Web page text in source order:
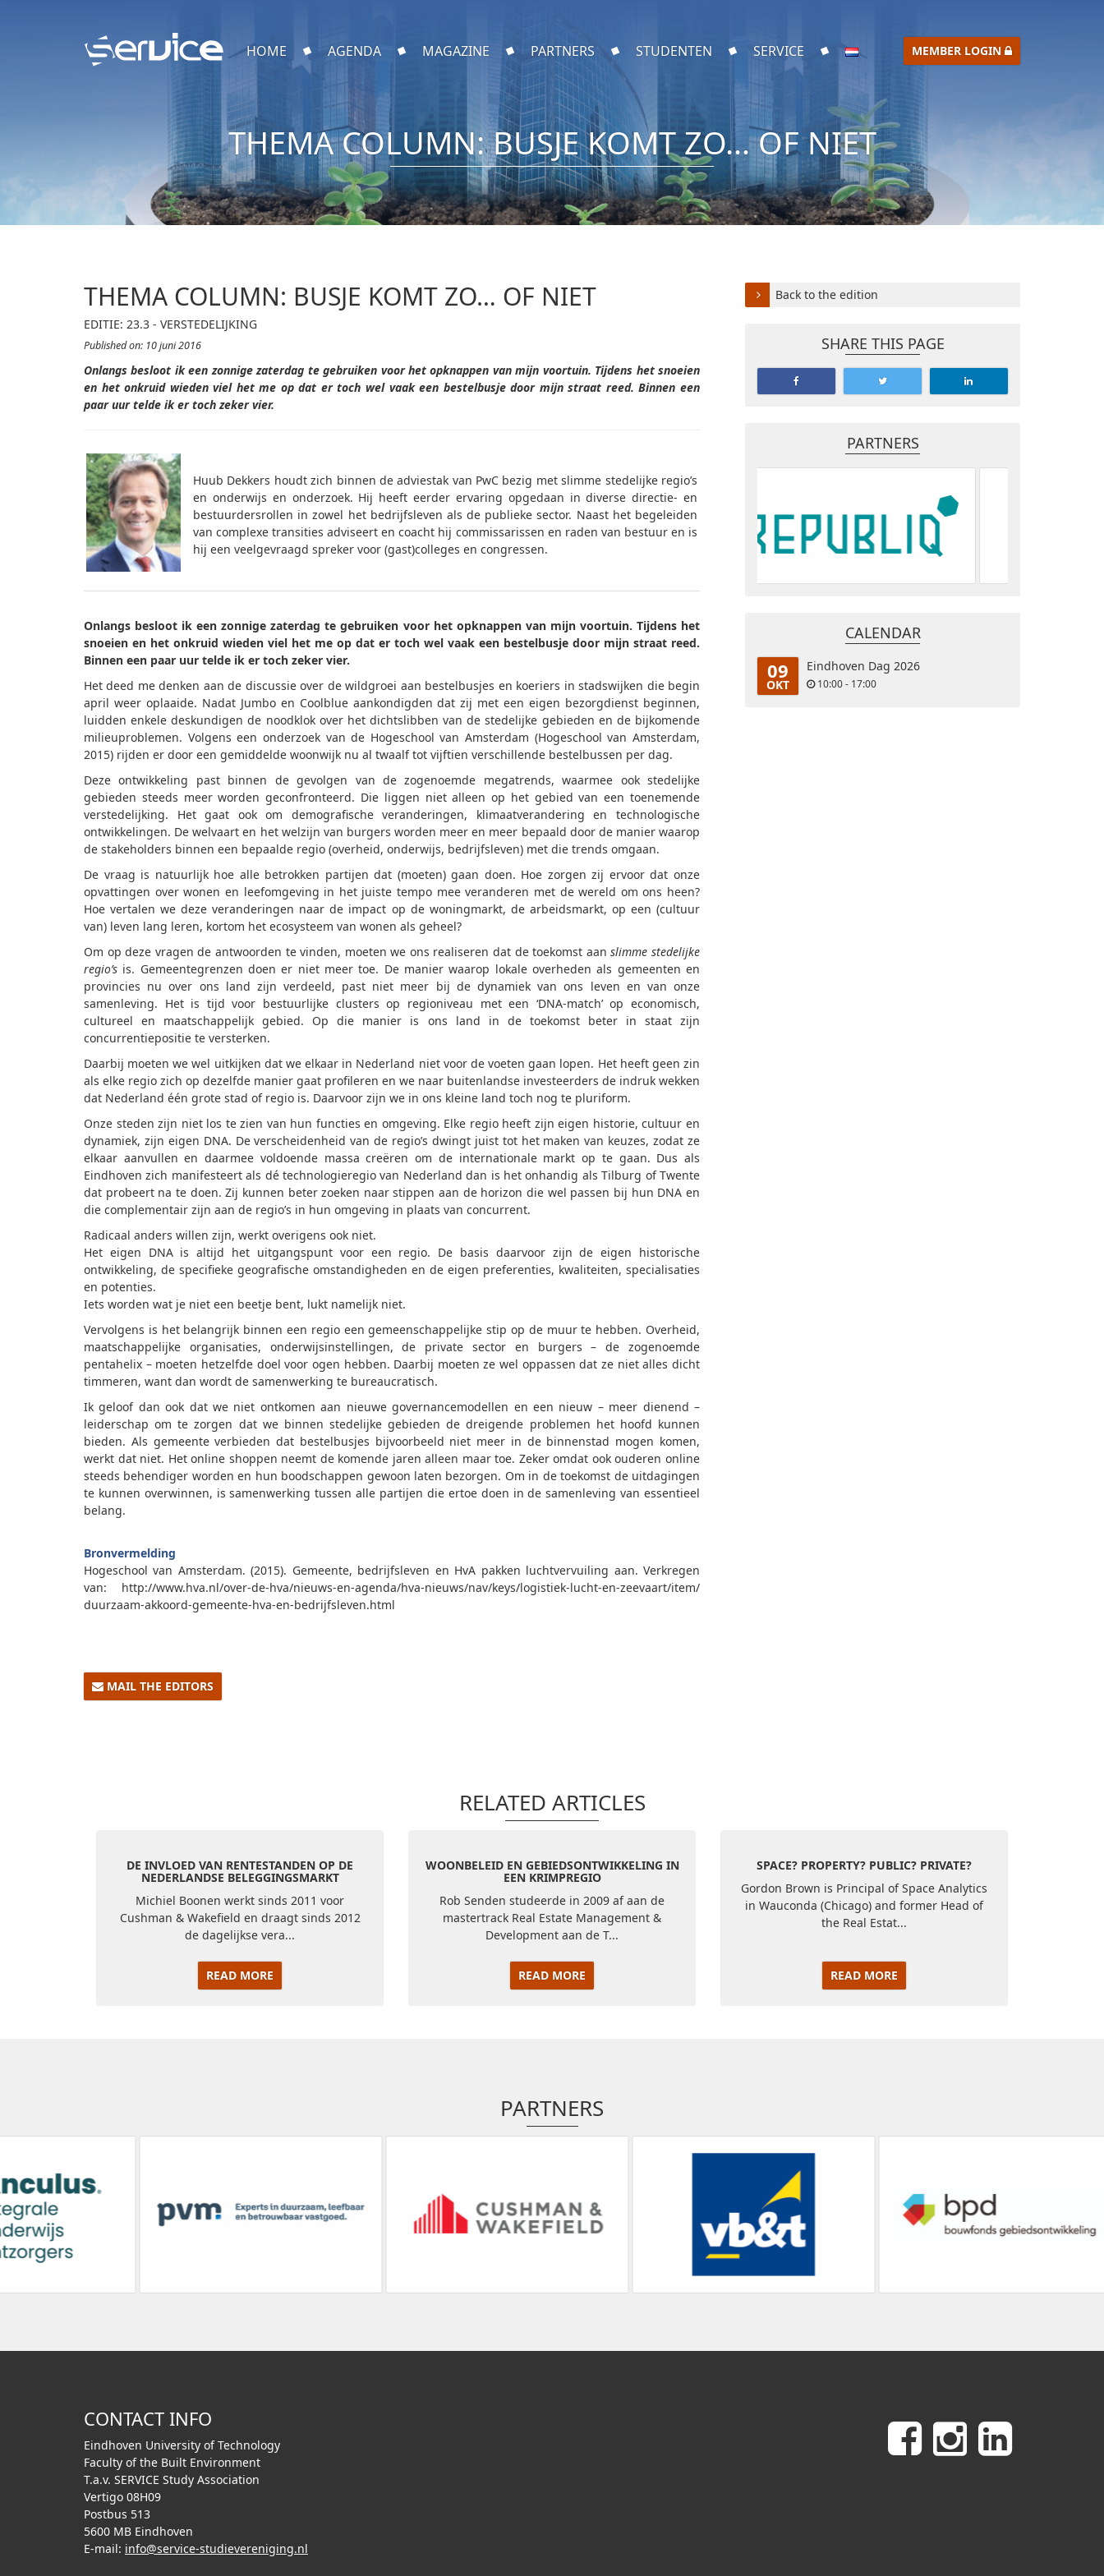
HOME AGENDA MAGAZINE PARTNERS STUDENTEN SERVICE MEMBER LOGIN
THEMA COLUMN: BUSJE KOMT ZO… OF NIET
THEMA COLUMN: BUSJE KOMT ZO… OF NIET
EDITIE: 23.3 - VERSTEDELIJKING
Published on: 10 juni 2016
Onlangs besloot ik een zonnige zaterdag te gebruiken voor het opknappen van mijn voortuin. Tijdens het snoeien
en het onkruid wieden viel het me op dat er toch wel vaak een bestelbusje door mijn straat reed. Binnen een
paar uur telde ik er toch zeker vier.
Huub Dekkers houdt zich binnen de adviestak van PwC bezig met slimme stedelijke regio’s
en onderwijs en onderzoek. Hij heeft eerder ervaring opgedaan in diverse directie- en
bestuurdersrollen in zowel het bedrijfsleven als de publieke sector. Naast het begeleiden
van complexe transities adviseert en coacht hij commissarissen en raden van bestuur en is
hij een veelgevraagd spreker voor (gast)colleges en congressen.
Onlangs besloot ik een zonnige zaterdag te gebruiken voor het opknappen van mijn voortuin. Tijdens het
snoeien en het onkruid wieden viel het me op dat er toch wel vaak een bestelbusje door mijn straat reed.
Binnen een paar uur telde ik er toch zeker vier.
Het deed me denken aan de discussie over de wildgroei aan bestelbusjes en koeriers in stadswijken die begin
april weer oplaaide. Nadat Jumbo en Coolblue aankondigden dat zij met een eigen bezorgdienst beginnen,
luidden enkele deskundigen de noodklok over het dichtslibben van de stedelijke gebieden en de bijkomende
milieuproblemen. Volgens een onderzoek van de Hogeschool van Amsterdam (Hogeschool van Amsterdam,
2015) rijden er door een gemiddelde woonwijk nu al twaalf tot vijftien verschillende bestelbussen per dag.
Deze ontwikkeling past binnen de gevolgen van de zogenoemde megatrends, waarmee ook stedelijke
gebieden steeds meer worden geconfronteerd. Die liggen niet alleen op het gebied van een toenemende
verstedelijking. Het gaat ook om demografische veranderingen, klimaatverandering en technologische
ontwikkelingen. De welvaart en het welzijn van burgers worden meer en meer bepaald door de manier waarop
de stakeholders binnen een bepaalde regio (overheid, onderwijs, bedrijfsleven) met die trends omgaan.
De vraag is natuurlijk hoe alle betrokken partijen dat (moeten) gaan doen. Hoe zorgen zij ervoor dat onze
opvattingen over wonen en leefomgeving in het juiste tempo mee veranderen met de wereld om ons heen?
Hoe vertalen we deze veranderingen naar de impact op de woningmarkt, de arbeidsmarkt, op een (cultuur
van) leven lang leren, kortom het ecosysteem van wonen als geheel?
Om op deze vragen de antwoorden te vinden, moeten we ons realiseren dat de toekomst aanslimme stedelijke
regio’s is. Gemeentegrenzen doen er niet meer toe. De manier waarop lokale overheden als gemeenten en
provincies nu over ons land zijn verdeeld, past niet meer bij de dynamiek van ons leven en van onze
samenleving. Het is tijd voor bestuurlijke clusters op regioniveau met een ‘DNA-match’ op economisch,
cultureel en maatschappelijk gebied. Op die manier is ons land in de toekomst beter in staat zijn
concurrentiepositie te versterken.
Daarbij moeten we wel uitkijken dat we elkaar in Nederland niet voor de voeten gaan lopen. Het heeft geen zin
als elke regio zich op dezelfde manier gaat profileren en we naar buitenlandse investeerders de indruk wekken
dat Nederland één grote stad of regio is. Daarvoor zijn we in ons kleine land toch nog te pluriform.
Onze steden zijn niet los te zien van hun functies en omgeving. Elke regio heeft zijn eigen historie, cultuur en
dynamiek, zijn eigen DNA. De verscheidenheid van de regio’s dwingt juist tot het maken van keuzes, zodat ze
elkaar aanvullen en daarmee voldoende massa creëren om de internationale markt op te gaan. Dus als
Eindhoven zich manifesteert als dé technologieregio van Nederland dan is het onhandig als Tilburg of Twente
dat probeert na te doen. Zij kunnen beter zoeken naar stippen aan de horizon die wel passen bij hun DNA en
die complementair zijn aan de regio’s in hun omgeving in plaats van concurrent.
Radicaal anders willen zijn, werkt overigens ook niet.
Het eigen DNA is altijd het uitgangspunt voor een regio. De basis daarvoor zijn de eigen historische
ontwikkeling, de specifieke geografische omstandigheden en de eigen preferenties, kwaliteiten, specialisaties
en potenties.
Iets worden wat je niet een beetje bent, lukt namelijk niet.
Vervolgens is het belangrijk binnen een regio een gemeenschappelijke stip op de muur te hebben. Overheid,
maatschappelijke organisaties, onderwijsinstellingen, de private sector en burgers – de zogenoemde
pentahelix – moeten hetzelfde doel voor ogen hebben. Daarbij moeten ze wel oppassen dat ze niet alles dicht
timmeren, want dan wordt de samenwerking te bureaucratisch.
Ik geloof dan ook dat we niet ontkomen aan nieuwe governancemodellen en een nieuw – meer dienend –
leiderschap om te zorgen dat we binnen stedelijke gebieden de dreigende problemen het hoofd kunnen
bieden. Als gemeente verbieden dat bestelbusjes bijvoorbeeld niet meer in de binnenstad mogen komen,
werkt dat niet. Het online shoppen neemt de komende jaren alleen maar toe. Zeker omdat ook ouderen online
steeds behendiger worden en hun boodschappen gewoon laten bezorgen. Om in de toekomst de uitdagingen
te kunnen overwinnen, is samenwerking tussen alle partijen die ertoe doen in de samenleving van essentieel
belang.
Bronvermelding
Hogeschool van Amsterdam. (2015). Gemeente, bedrijfsleven en HvA pakken luchtvervuiling aan. Verkregen
van: http://www.hva.nl/over-de-hva/nieuws-en-agenda/hva-nieuws/nav/keys/logistiek-lucht-en-zeevaart/item/
duurzaam-akkoord-gemeente-hva-en-bedrijfsleven.html
MAIL THE EDITORS
Back to the edition
SHARE THIS PAGE
PARTNERS
CALENDAR
09
OKT
Eindhoven Dag 2026
10:00 - 17:00
RELATED ARTICLES
DE INVLOED VAN RENTESTANDEN OP DE
NEDERLANDSE BELEGGINGSMARKT
Michiel Boonen werkt sinds 2011 voor
Cushman & Wakefield en draagt sinds 2012
de dagelijkse vera...
READ MORE
WOONBELEID EN GEBIEDSONTWIKKELING IN
EEN KRIMPREGIO
Rob Senden studeerde in 2009 af aan de
mastertrack Real Estate Management &
Development aan de T...
READ MORE
SPACE? PROPERTY? PUBLIC? PRIVATE?
Gordon Brown is Principal of Space Analytics
in Wauconda (Chicago) and former Head of
the Real Estat...
READ MORE
PARTNERS
CONTACT INFO
Eindhoven University of Technology
Faculty of the Built Environment
T.a.v. SERVICE Study Association
Vertigo 08H09
Postbus 513
5600 MB Eindhoven
E-mail: info@service-studievereniging.nl